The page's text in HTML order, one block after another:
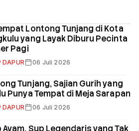
Lontong Tunjang di Kota
yang Layak Diburu Pecinta
Pagi
DAPUR 06 Juli 2026
Tunjang, Sajian Gurih yang
Punya Tempat di Meja Sarapan
DAPUR 06 Juli 2026
Ayam, Sup Legendaris yang Tak